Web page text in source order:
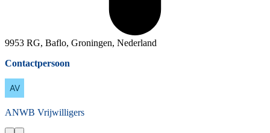
9953 RG, Baflo, Groningen, Nederland
Contactpersoon
ANWB Vrijwilligers